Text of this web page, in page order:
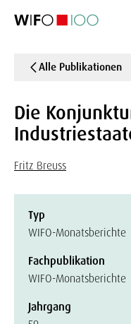
Alle Publikationen
Die
Fritz Breuss
Typ
WIFO-Monatsberichte
Fachpublikation
WIFO-Monatsberichte
Jahrgang